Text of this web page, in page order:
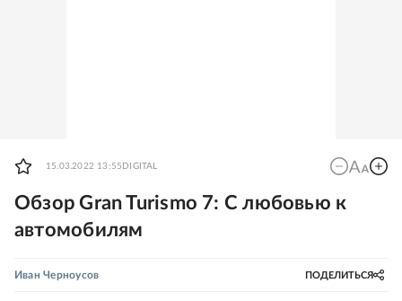
15.03.2022 13:55 DIGITAL
Обзор Gran Turismo 7: С любовью к
автомобилям
Иван Черноусов ПОДЕЛИТЬСЯ